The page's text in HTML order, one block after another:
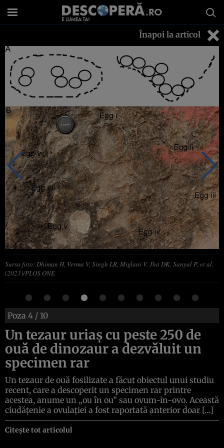
Înapoi la articol
Sursa foto: Dhiman H, Verma V, Singh LR, Miglani V, Jha DK, Sanyal P, et al.
(2023)/PLOS ONE
Poza 4 / 10
Un tezaur uriaș cu peste 250 de
ouă de dinozaur a dezvăluit un
specimen rar
Un tezaur de ouă fosilizate a făcut obiectul unui studiu
recent, care a descoperit un specimen rar printre
acestea, anume un „ou în ou” sau ovum-in-ovo. Această
ciudățenie a ovulației a fost raportată anterior doar […]
Citește tot articolul